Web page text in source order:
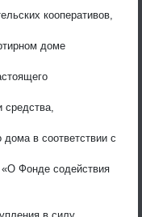
кооперативов,
доме
средства,
дома в соответствии с
Фонде содействия
в силу